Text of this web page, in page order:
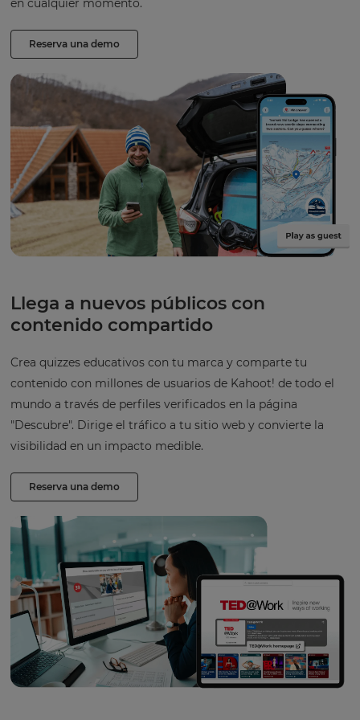
en cualquier momento.
Reserva una demo
Llega a nuevos públicos con
contenido compartido
Crea quizzes educativos con tu marca y comparte tu
contenido con millones de usuarios de Kahoot! de todo el
mundo a través de perfiles verificados en la página
"Descubre". Dirige el tráfico a tu sitio web y convierte la
visibilidad en un impacto medible.
Reserva una demo